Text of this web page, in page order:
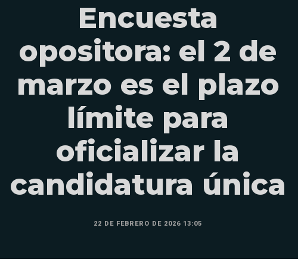
Encuesta
opositora: el 2 de
marzo es el plazo
límite para
oficializar la
candidatura única
22 DE FEBRERO DE 2026 13:05